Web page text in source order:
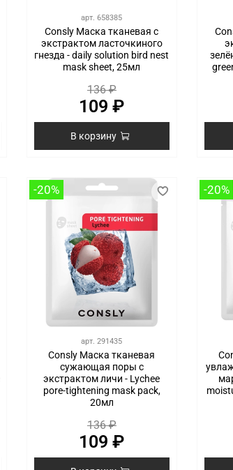
арт.658385
Consly Маска тканевая с
экстрактом ласточкиного
гнезда - daily solution bird nest
mask sheet, 25мл
136 ₽
109 ₽
В корзину
-20%
арт.291435
Consly Маска тканевая
сужающая поры с
экстрактом личи - Lychee
pore-tightening mask pack,
20мл
136 ₽
109 ₽
-20%